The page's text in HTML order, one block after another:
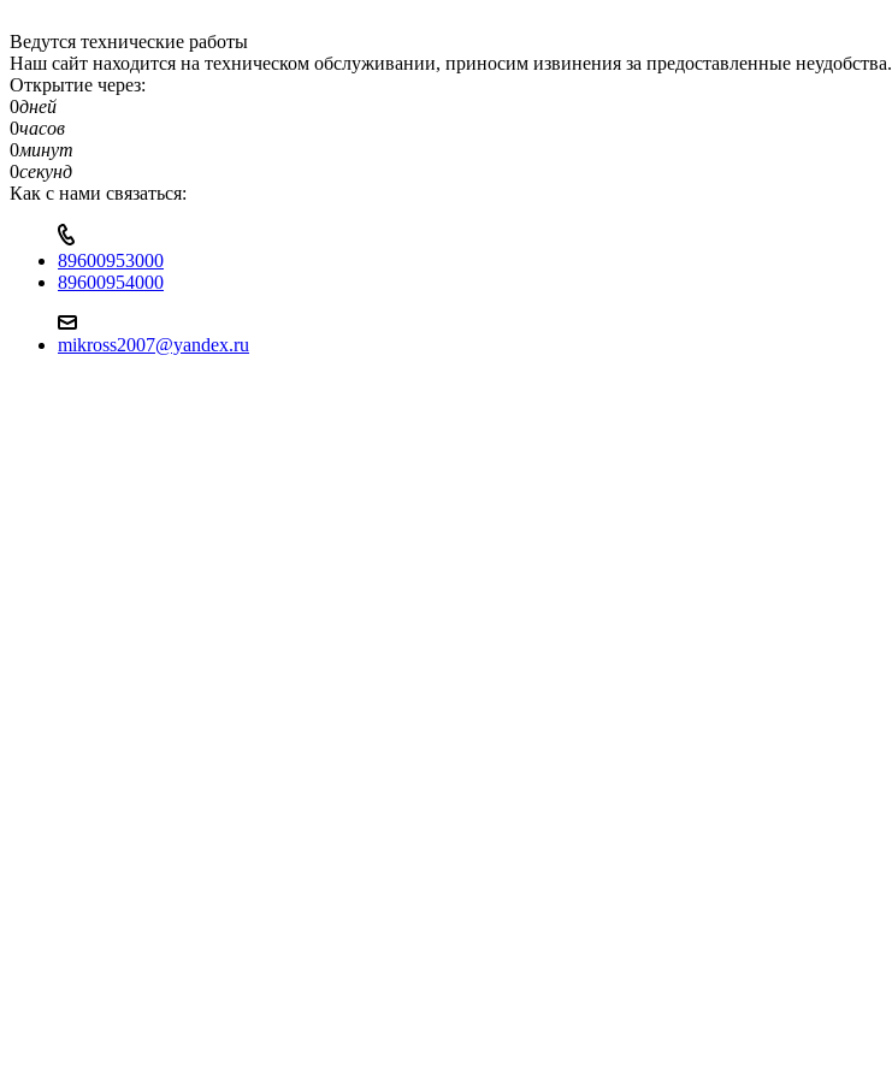
Ведутся технические работы
Наш сайт находится на техническом обслуживании, приносим извинения за предоставленные неудобства.
Открытие через:
0дней
0часов
0минут
0секунд
Как с нами связаться:
89600953000
89600954000
mikross2007@yandex.ru